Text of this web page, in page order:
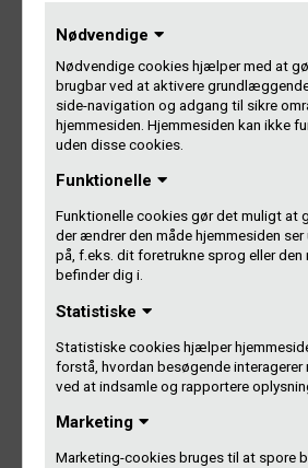
Nødvendige
Nødvendige cookies hjælper med at
brugbar ved at aktivere
side-navigation og adgang til sikre
hjemmesiden. Hjemmesiden kan ikke
uden disse cookies.
Funktionelle
Funktionelle cookies gør det muligt at
der ændrer den måde hjemmesiden
på, f.eks. dit foretrukne sprog eller den
befinder dig i.
Statistiske
Statistiske cookies hjælper
forstå, hvordan besøgende interagerer
ved at indsamle og rapportere
Marketing
Marketing-cookies bruges til at spore
Du skal anmelde dit udenlandske
Gramex – klik på ‘Udenlandsk
vejledningen.
Gå til Mit Gramex
Som medlem af Gramex får du også
musik bliver spillet i radio/tv uden for
aftaler med søsterorganisationer i
Her kan du finde mere info til dig
international karriere.
Udland for kunstnere